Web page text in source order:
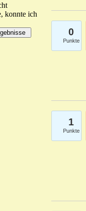
konnte ich
0
Punkte
1
Punkte